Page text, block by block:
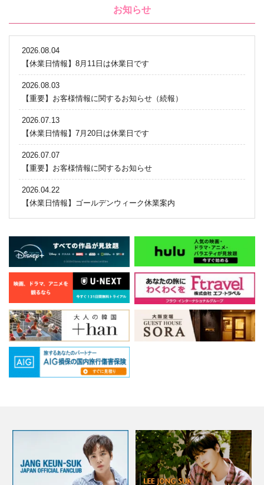
お知らせ
2026.08.04
【休業日情報】8月11日は休業日です
2026.08.03
【重要】お客様情報に関するお知らせ（続報）
2026.07.13
【休業日情報】7月20日は休業日です
2026.07.07
【重要】お客様情報に関するお知らせ
2026.04.22
【休業日情報】ゴールデンウィーク休業案内